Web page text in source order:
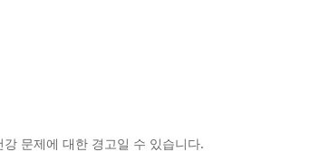
문제에 대한 경고일 수 있습니다.